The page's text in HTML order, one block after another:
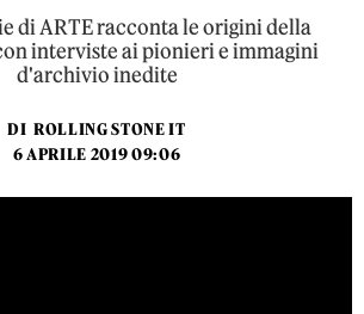
di ARTE racconta le origini della
interviste ai pionieri e immagini
d'archivio inedite
DI ROLLING STONE IT
6 APRILE 2019 09:06